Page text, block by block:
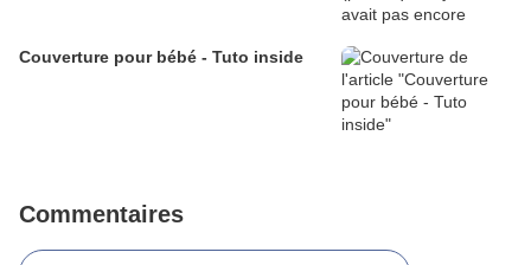
Couverture pour bébé - Tuto inside
Commentaires